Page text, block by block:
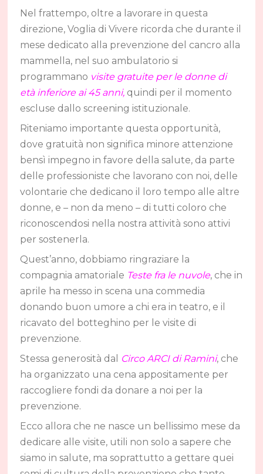
Nel frattempo, oltre a lavorare in questa
direzione, Voglia di Vivere ricorda che durante il
mese dedicato alla prevenzione del cancro alla
mammella, nel suo ambulatorio si
programmano visite gratuite per le donne di
età inferiore ai 45 anni, quindi per il momento
escluse dallo screening istituzionale.
Riteniamo importante questa opportunità,
dove gratuità non significa minore attenzione
bensì impegno in favore della salute, da parte
delle professioniste che lavorano con noi, delle
volontarie che dedicano il loro tempo alle altre
donne, e – non da meno – di tutti coloro che
riconoscendosi nella nostra attività sono attivi
per sostenerla.
Quest’anno, dobbiamo ringraziare la
compagnia amatoriale Teste fra le nuvole, che in
aprile ha messo in scena una commedia
donando buon umore a chi era in teatro, e il
ricavato del botteghino per le visite di
prevenzione.
Stessa generosità dal Circo ARCI di Ramini, che
ha organizzato una cena appositamente per
raccogliere fondi da donare a noi per la
prevenzione.
Ecco allora che ne nasce un bellissimo mese da
dedicare alle visite, utili non solo a sapere che
siamo in salute, ma soprattutto a gettare quei